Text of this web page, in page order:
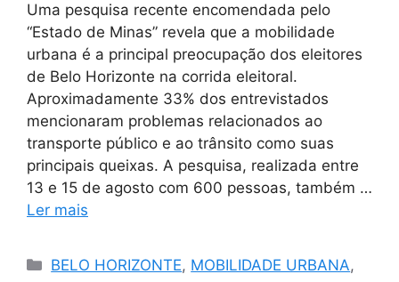
Uma pesquisa recente encomendada pelo
“Estado de Minas” revela que a mobilidade
urbana é a principal preocupação dos eleitores
de Belo Horizonte na corrida eleitoral.
Aproximadamente 33% dos entrevistados
mencionaram problemas relacionados ao
transporte público e ao trânsito como suas
principais queixas. A pesquisa, realizada entre
13 e 15 de agosto com 600 pessoas, também …
Ler mais
Categorias
BELO HORIZONTE, MOBILIDADE URBANA,